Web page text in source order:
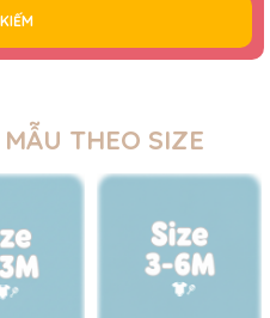
MẪU THEO SIZE